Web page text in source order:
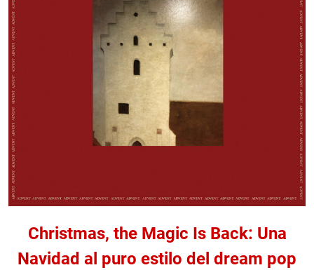
Christmas, the Magic Is Back: Una
Navidad al puro estilo del dream pop